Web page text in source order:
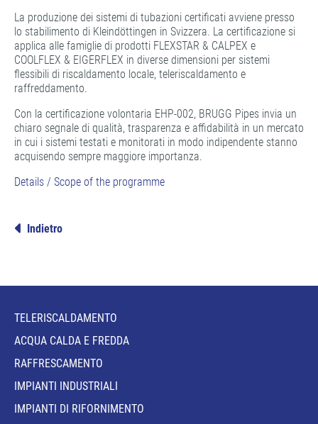
La produzione dei sistemi di tubazioni certificati avviene presso
lo stabilimento di Kleindöttingen in Svizzera. La certificazione si
applica alle famiglie di prodotti FLEXSTAR & CALPEX e
COOLFLEX & EIGERFLEX in diverse dimensioni per sistemi
flessibili di riscaldamento locale, teleriscaldamento e
raffreddamento.
Con la certificazione volontaria EHP-002, BRUGG Pipes invia un
chiaro segnale di qualità, trasparenza e affidabilità in un mercato
in cui i sistemi testati e monitorati in modo indipendente stanno
acquisendo sempre maggiore importanza.
Details / Scope of the programme
Indietro
TELERISCALDAMENTO
ACQUA CALDA E FREDDA
RAFFRESCAMENTO
IMPIANTI INDUSTRIALI
IMPIANTI DI RIFORNIMENTO